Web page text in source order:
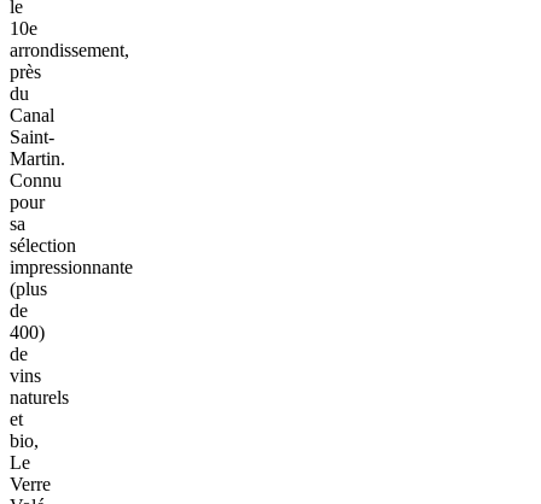
le
10e
arrondissement,
près
du
Canal
Saint-
Martin.
Connu
pour
sa
sélection
impressionnante
(plus
de
400)
de
vins
naturels
et
bio,
Le
Verre